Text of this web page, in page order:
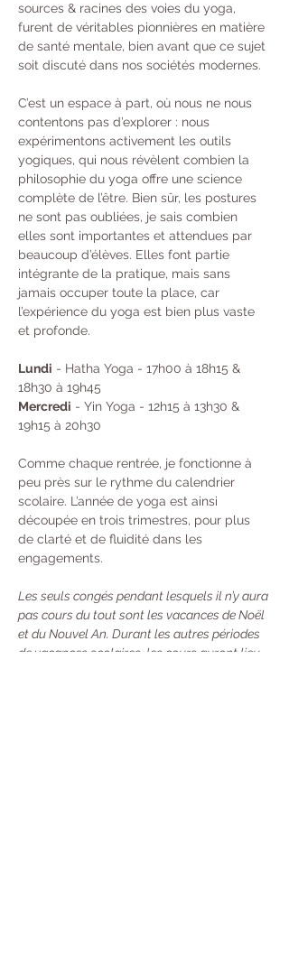
sources & racines des voies du yoga,
furent de véritables pionnières en matière
de santé mentale, bien avant que ce sujet
soit discuté dans nos sociétés modernes.
C’est un espace à part, où nous ne nous
contentons pas d’explorer : nous
expérimentons activement les outils
yogiques, qui nous révèlent combien la
philosophie du yoga offre une science
complète de l’être. Bien sûr, les postures
ne sont pas oubliées, je sais combien
elles sont importantes et attendues par
beaucoup d’élèves. Elles font partie
intégrante de la pratique, mais sans
jamais occuper toute la place, car
l’expérience du yoga est bien plus vaste
et profonde.
Lundi - Hatha Yoga - 17h00 à 18h15 &
18h30 à 19h45
Mercredi - Yin Yoga - 12h15 à 13h30 &
19h15 à 20h30
Comme chaque rentrée, je fonctionne à
peu près sur le rythme du calendrier
scolaire. L’année de yoga est ainsi
découpée en trois trimestres, pour plus
de clarté et de fluidité dans les
engagements.
Les seuls congés pendant lesquels il n’y aura
pas cours du tout sont les vacances de Noël
et du Nouvel An. Durant les autres périodes
de vacances scolaires, les cours auront lieu